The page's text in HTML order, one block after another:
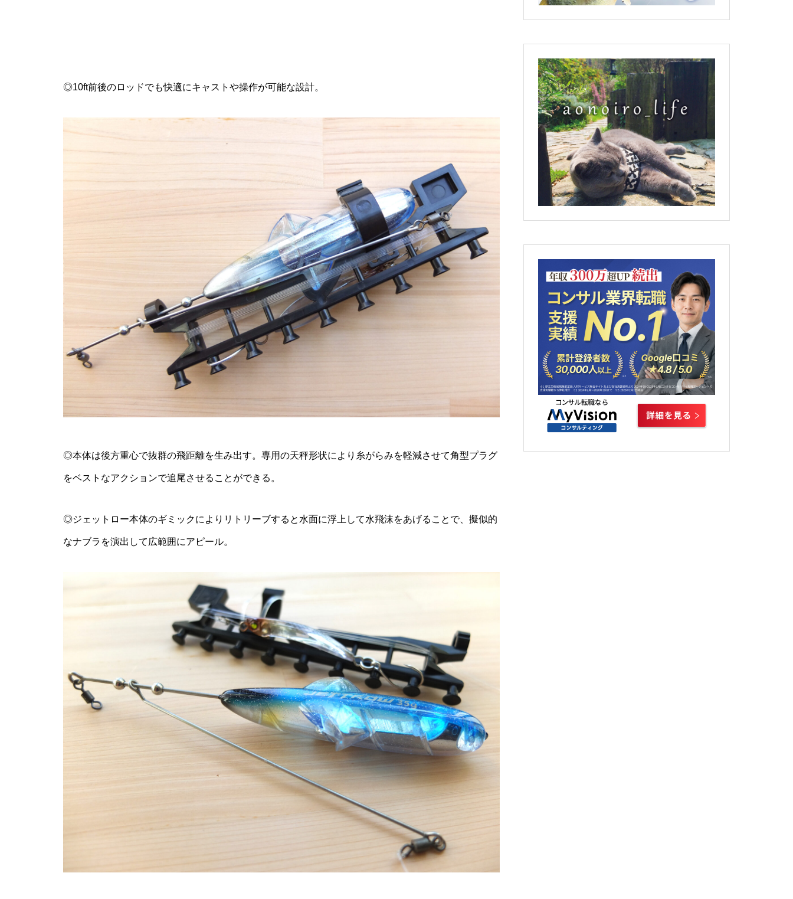
◎10ft前後のロッドでも快適にキャストや操作が可能な設計。
◎本体は後方重心で抜群の飛距離を生み出す。専用の天秤形状により糸がらみを軽減させて角型プラグ
をベストなアクションで追尾させることができる。
◎ジェットロー本体のギミックによりリトリーブすると水面に浮上して水飛沫をあげることで、擬似的
なナブラを演出して広範囲にアピール。